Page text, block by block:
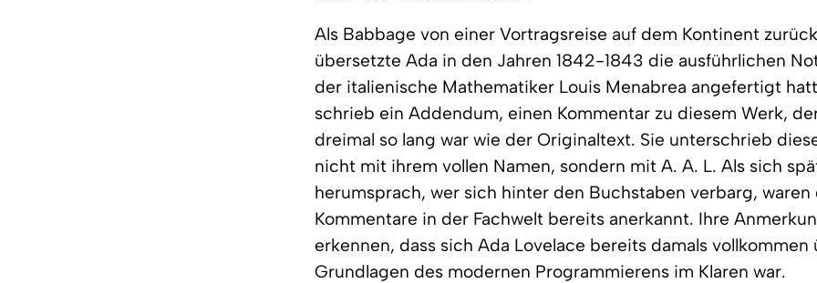
Als Babbage von einer Vortragsreise auf dem Kontinent
übersetzte Ada in den Jahren 1842-1843 die ausführlichen
der italienische Mathematiker Louis Menabrea angefertigt
schrieb ein Addendum, einen Kommentar zu diesem Werk,
dreimal so lang war wie der Originaltext. Sie unterschrieb
nicht mit ihrem vollen Namen, sondern mit A. A. L. Als sich
herumsprach, wer sich hinter den Buchstaben verbarg, waren
Kommentare in der Fachwelt bereits anerkannt. Ihre
erkennen, dass sich Ada Lovelace bereits damals vollkommen
Grundlagen des modernen Programmierens im Klaren war.